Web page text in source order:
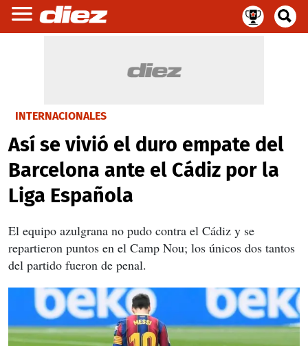
INTERNACIONALES
Así se vivió el duro empate del
Barcelona ante el Cádiz por la
Liga Española
El equipo azulgrana no pudo contra el Cádiz y se
repartieron puntos en el Camp Nou; los únicos dos tantos
del partido fueron de penal.